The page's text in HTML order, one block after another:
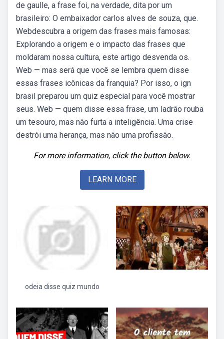
de gaulle, a frase foi, na verdade, dita por um
brasileiro: O embaixador carlos alves de souza, que.
Webdescubra a origem das frases mais famosas:
Explorando a origem e o impacto das frases que
moldaram nossa cultura, este artigo desvenda os.
Web — mas será que você se lembra quem disse
essas frases icônicas da franquia? Por isso, o ign
brasil preparou um quiz especial para você mostrar
seus. Web — quem disse essa frase, um ladrão rouba
um tesouro, mas não furta a inteligência. Uma crise
destrói uma herança, mas não uma profissão.
For more information, click the button below.
LEARN MORE
odeia disse quiz mundo